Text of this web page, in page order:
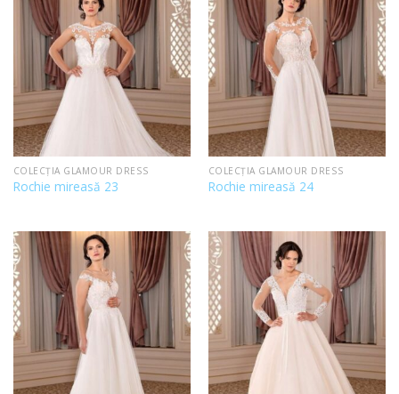
COLECȚIA GLAMOUR DRESS
Rochie mireasă 23
COLECȚIA GLAMOUR DRESS
Rochie mireasă 24